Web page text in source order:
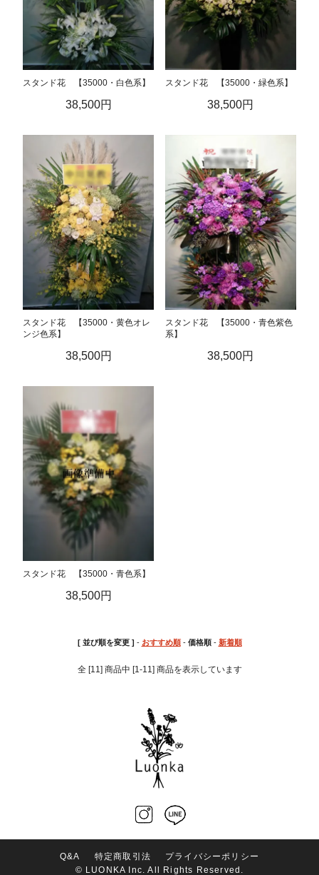
スタンド花 【35000・白色系】
38,500円
スタンド花 【35000・緑色系】
38,500円
スタンド花 【35000・黄色オレ
ンジ色系】
38,500円
スタンド花 【35000・青色紫色
系】
38,500円
スタンド花 【35000・青色系】
38,500円
[ 並び順を変更 ] - おすすめ順- 価格順- 新着順
全 [11] 商品中 [1-11] 商品を表示しています
© LUONKA Inc. All Rights Reserved.
Q&A 特定商取引法 プライバシーポリシー